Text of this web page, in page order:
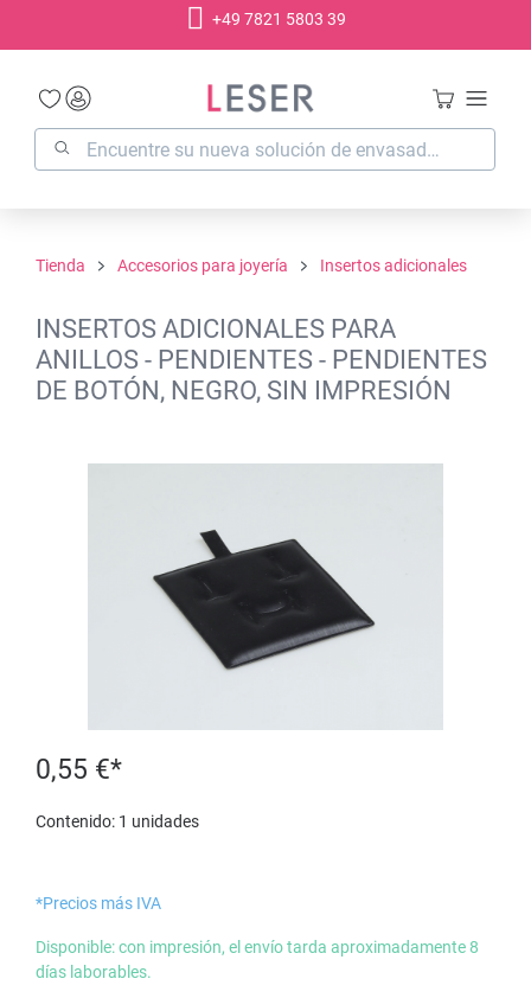
+49 7821 5803 39
Tienda Accesorios para joyería Insertos adicionales
INSERTOS ADICIONALES PARA
ANILLOS - PENDIENTES - PENDIENTES
DE BOTÓN, NEGRO, SIN IMPRESIÓN
0,55 €*
Contenido: 1 unidades
*Precios más IVA
Disponible: con impresión, el envío tarda aproximadamente 8
días laborables.